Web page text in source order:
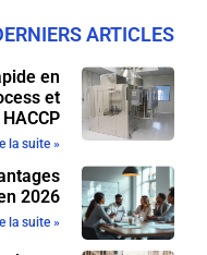
ARTICLES
en
et
la suite »
2026
la suite »